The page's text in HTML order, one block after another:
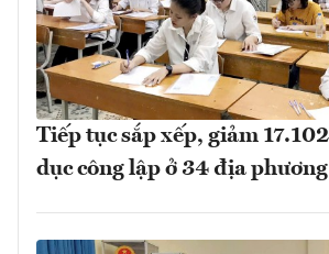
Tiếp tục sắp xếp, giảm
dục công lập ở 34 địa phương